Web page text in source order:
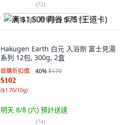
(72)
满 $1,500 再省 $75 (王道卡)
Hakugen Earth 白元 入浴劑 富士見湯
系列 12包, 300g, 2盒
首購折扣價 40%$170
$102
($1.70/10g)
明天 8/8 (六) 預計送達
(74)